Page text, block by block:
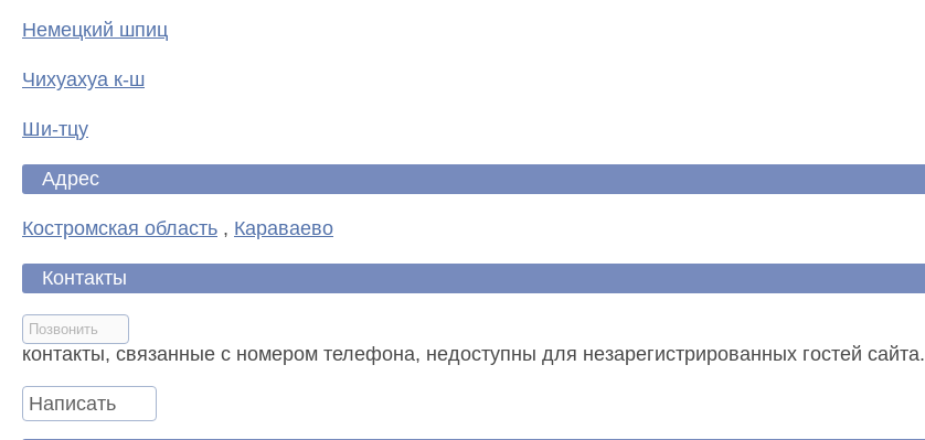
Немецкий шпиц
Чихуахуа к-ш
Ши-тцу
Адрес
Костромская область , Караваево
Контакты
Позвонить
контакты, связанные с номером телефона, недоступны для незарегистрированных гостей сайта.
Написать